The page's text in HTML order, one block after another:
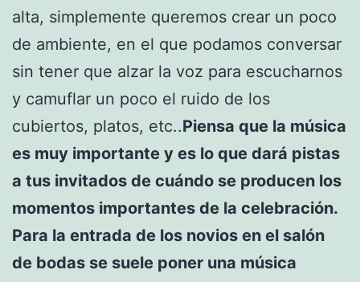
alta, simplemente queremos crear un poco
de ambiente, en el que podamos conversar
sin tener que alzar la voz para escucharnos
y camuflar un poco el ruido de los
cubiertos, platos, etc..Piensa que la música
es muy importante y es lo que dará pistas
a tus invitados de cuándo se producen los
momentos importantes de la celebración.
Para la entrada de los novios en el salón
de bodas se suele poner una música